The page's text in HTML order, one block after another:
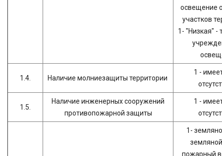
освещение
участков
1- "Низкая" -
1.4. Наличие молниезащиты территории
1 -
1.5.
Наличие инженерных сооружений
противопожарной защиты
1 -
1-
пожарный